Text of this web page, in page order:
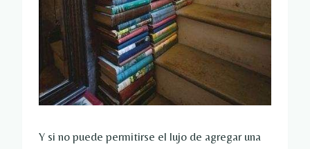
Y si no puede permitirse el lujo de agregar una